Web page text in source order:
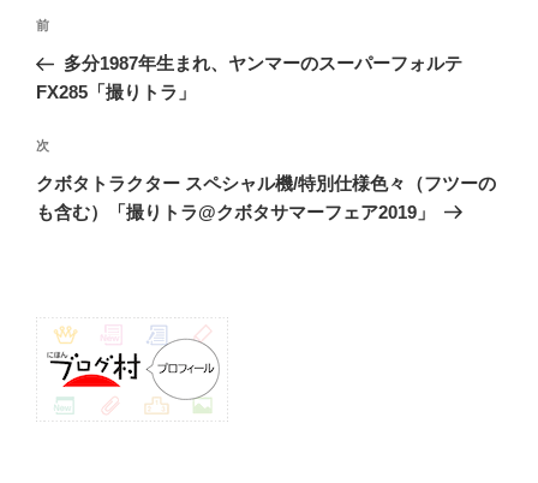
投
ナ
ゲ
ー
シ
前
の
投
前
多分1987年生まれ、ヤンマーのスーパーフォルテ
FX285「撮りトラ」
次
の
投
次
クボタトラクター スペシャル機/特別仕様色々（フツーの
も含む）「撮りトラ@クボタサマーフェア2019」